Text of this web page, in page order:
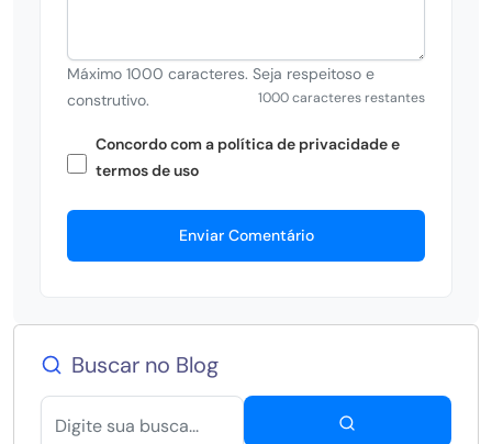
Máximo 1000 caracteres. Seja respeitoso e
construtivo.
1000 caracteres restantes
Concordo com a política de privacidade e
termos de uso
Enviar Comentário
Buscar no Blog